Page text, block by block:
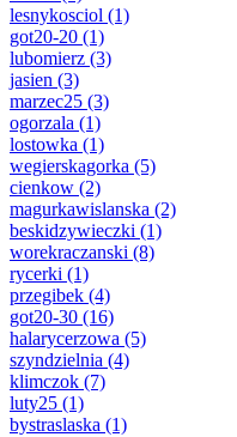
lesnykosciol (1)
got20-20 (1)
lubomierz (3)
jasien (3)
marzec25 (3)
ogorzala (1)
lostowka (1)
wegierskagorka (5)
cienkow (2)
magurkawislanska (2)
beskidzywieczki (1)
worekraczanski (8)
rycerki (1)
przegibek (4)
got20-30 (16)
halarycerzowa (5)
szyndzielnia (4)
klimczok (7)
luty25 (1)
bystraslaska (1)